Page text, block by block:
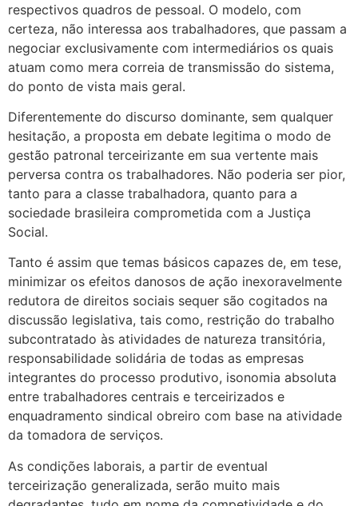
respectivos quadros de pessoal. O modelo, com
certeza, não interessa aos trabalhadores, que passam a
negociar exclusivamente com intermediários os quais
atuam como mera correia de transmissão do sistema,
do ponto de vista mais geral.
Diferentemente do discurso dominante, sem qualquer
hesitação, a proposta em debate legitima o modo de
gestão patronal terceirizante em sua vertente mais
perversa contra os trabalhadores. Não poderia ser pior,
tanto para a classe trabalhadora, quanto para a
sociedade brasileira comprometida com a Justiça
Social.
Tanto é assim que temas básicos capazes de, em tese,
minimizar os efeitos danosos de ação inexoravelmente
redutora de direitos sociais sequer são cogitados na
discussão legislativa, tais como, restrição do trabalho
subcontratado às atividades de natureza transitória,
responsabilidade solidária de todas as empresas
integrantes do processo produtivo, isonomia absoluta
entre trabalhadores centrais e terceirizados e
enquadramento sindical obreiro com base na atividade
da tomadora de serviços.
As condições laborais, a partir de eventual
terceirização generalizada, serão muito mais